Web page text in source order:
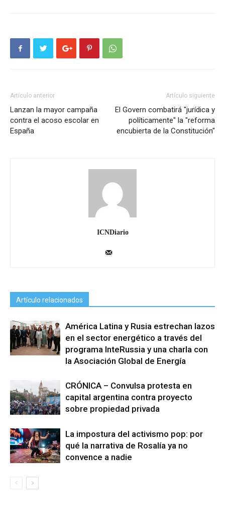
Artículo anterior
Lanzan la mayor campaña
contra el acoso escolar en
España
Artículo siguiente
El Govern combatirá "jurídica y
políticamente" la "reforma
encubierta de la Constitución"
ICNDiario
Artículo relacionados
América Latina y Rusia estrechan lazos
en el sector energético a través del
programa InteRussia y una charla con
la Asociación Global de Energía
CRÓNICA – Convulsa protesta en
capital argentina contra proyecto
sobre propiedad privada
La impostura del activismo pop: por
qué la narrativa de Rosalía ya no
convence a nadie